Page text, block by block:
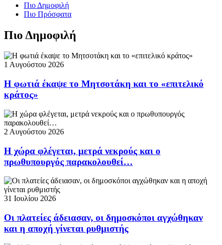
Πιο Δημοφιλή
Πιο Πρόσφατα
Πιο Δημοφιλή
1 Αυγούστου 2026
Η φωτιά έκαψε το Μητσοτάκη και το «επιτελικό
κράτος»
2 Αυγούστου 2026
Η χώρα φλέγεται, μετρά νεκρούς και ο
πρωθυπουργός παρακολουθεί…
31 Ιουλίου 2026
Οι πλατείες άδειασαν, οι δημοσκόποι αγχώθηκαν
και η αποχή γίνεται ρυθμιστής